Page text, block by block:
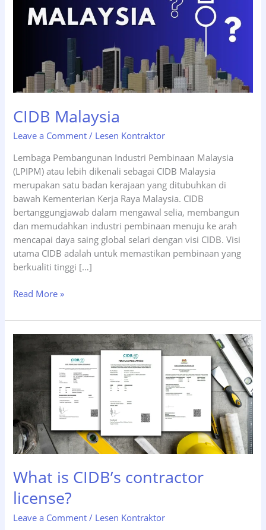
CIDB Malaysia
Leave a Comment / Lesen Kontraktor
Lembaga Pembangunan Industri Pembinaan Malaysia
(LPIPM) atau lebih dikenali sebagai CIDB Malaysia
merupakan satu badan kerajaan yang ditubuhkan di
bawah Kementerian Kerja Raya Malaysia. CIDB
bertanggungjawab dalam mengawal selia, membangun
dan memudahkan industri pembinaan menuju ke arah
mencapai daya saing global selari dengan visi CIDB. Visi
utama CIDB adalah untuk memastikan pembinaan yang
berkualiti tinggi […]
Read More »
What is CIDB’s contractor
license?
Leave a Comment / Lesen Kontraktor
contractor
license?